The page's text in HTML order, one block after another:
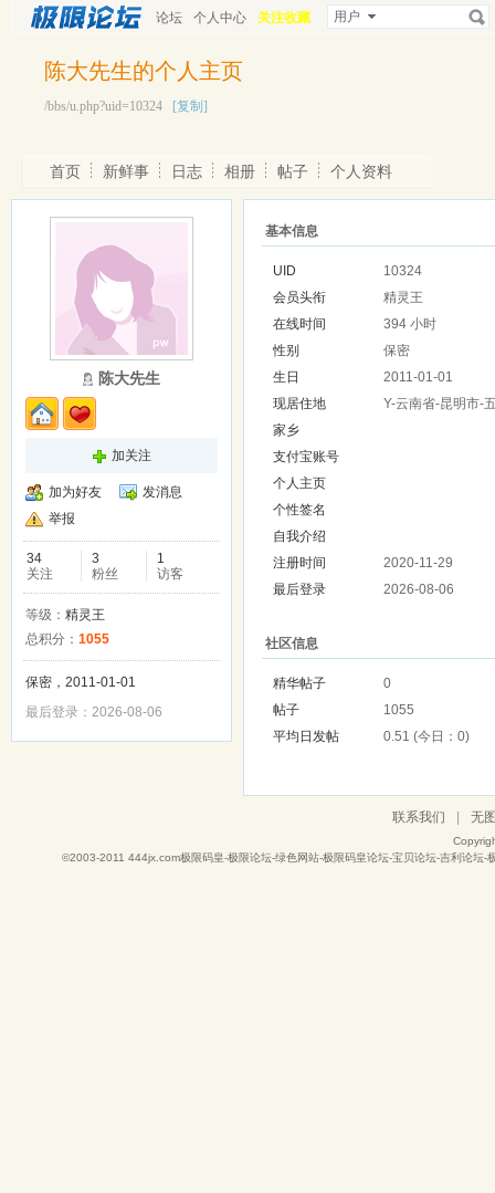
论坛 个人中心 关注收藏 用户
陈大先生的个人主页
/bbs/u.php?uid=10324 [复制]
首页 新鲜事 日志 相册 帖子 个人资料
陈大先生
加关注
加为好友
发消息
举报
34
关注
3
粉丝
1
访客
等级： 精灵王
总积分： 1055
保密，2011-01-01
最后登录：2026-08-06
基本信息
UID
10324
会员头衔
精灵王
在线时间
394 小时
性别
保密
生日
2011-01-01
现居住地
Y-云南省-昆明市-
家乡
支付宝账号
个人主页
个性签名
自我介绍
注册时间
2020-11-29
最后登录
2026-08-06
社区信息
精华帖子
0
帖子
1055
平均日发帖
0.51 (今日：0)
联系我们 无
©2003-2011 444jx.com极限码皇-极限论坛-绿色网站-极限码皇论坛-宝贝论坛-吉利论坛